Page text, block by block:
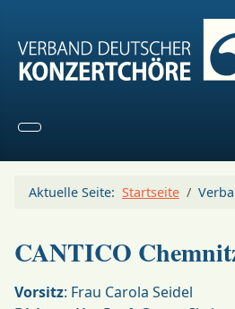
Aktuelle Seite: Startseite
CANTICO
Vorsitz: Frau Carola Seidel